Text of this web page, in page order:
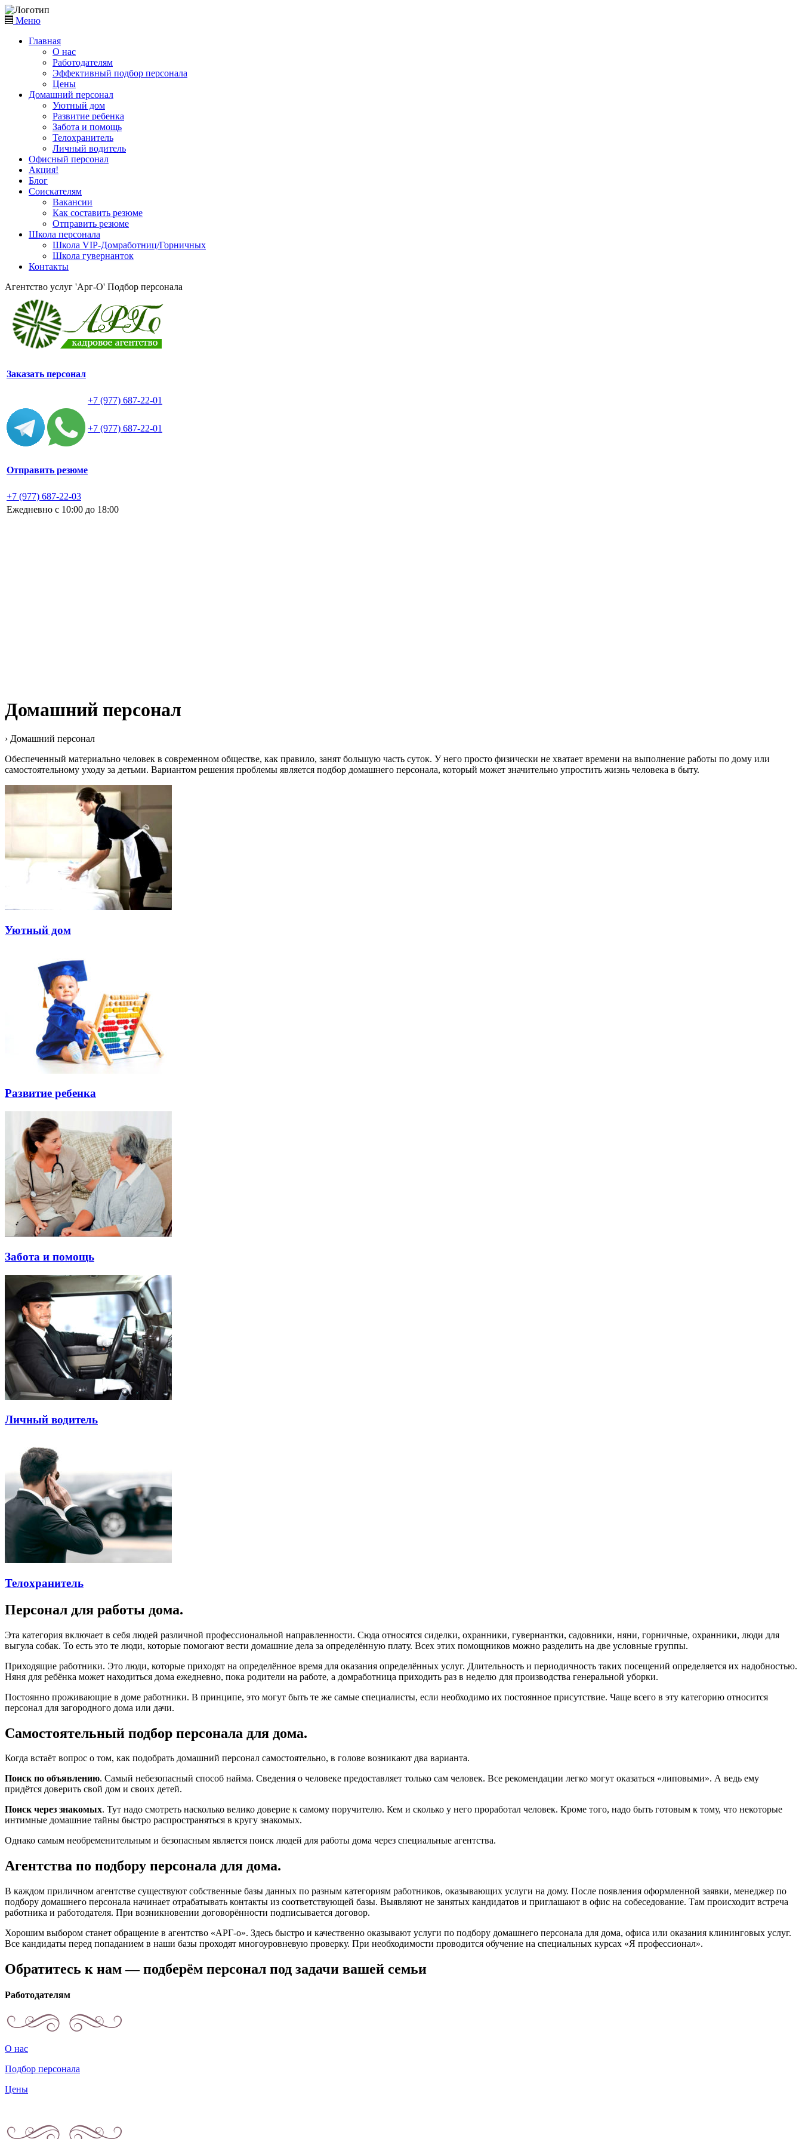
Меню
Главная
О нас
Работодателям
Эффективный подбор персонала
Цены
Домашний персонал
Уютный дом
Развитие ребенка
Забота и помощь
Телохранитель
Личный водитель
Офисный персонал
Акция!
Блог
Соискателям
Вакансии
Как составить резюме
Отправить резюме
Школа персонала
Школа VIP-Домработниц/Горничных
Школа гувернанток
Контакты
Агентство услуг 'Арг-О' Подбор персонала
Заказать персонал
+7 (977) 687-22-01
+7 (977) 687-22-01
Отправить резюме
+7 (977) 687-22-03
Ежедневно с 10:00 до 18:00
Домашний персонал
› Домашний персонал
Обеспеченный материально человек в современном обществе, как правило, занят большую часть суток. У него просто физически не хватает времени на выполнение работы по дому или
самостоятельному уходу за детьми. Вариантом решения проблемы является подбор домашнего персонала, который может значительно упростить жизнь человека в быту.
Уютный дом
Развитие ребенка
Забота и помощь
Личный водитель
Телохранитель
Персонал для работы дома.
Эта категория включает в себя людей различной профессиональной направленности. Сюда относятся сиделки, охранники, гувернантки, садовники, няни, горничные, охранники, люди для
выгула собак. То есть это те люди, которые помогают вести домашние дела за определённую плату. Всех этих помощников можно разделить на две условные группы.
Приходящие работники. Это люди, которые приходят на определённое время для оказания определённых услуг. Длительность и периодичность таких посещений определяется их надобностью.
Няня для ребёнка может находиться дома ежедневно, пока родители на работе, а домработница приходить раз в неделю для производства генеральной уборки.
Постоянно проживающие в доме работники. В принципе, это могут быть те же самые специалисты, если необходимо их постоянное присутствие. Чаще всего в эту категорию относится
персонал для загородного дома или дачи.
Самостоятельный подбор персонала для дома.
Когда встаёт вопрос о том, как подобрать домашний персонал самостоятельно, в голове возникают два варианта.
Поиск по объявлению. Самый небезопасный способ найма. Сведения о человеке предоставляет только сам человек. Все рекомендации легко могут оказаться «липовыми». А ведь ему
придётся доверить свой дом и своих детей.
Поиск через знакомых. Тут надо смотреть насколько велико доверие к самому поручителю. Кем и сколько у него проработал человек. Кроме того, надо быть готовым к тому, что некоторые
интимные домашние тайны быстро распространяться в кругу знакомых.
Однако самым необременительным и безопасным является поиск людей для работы дома через специальные агентства.
Агентства по подбору персонала для дома.
В каждом приличном агентстве существуют собственные базы данных по разным категориям работников, оказывающих услуги на дому. После появления оформленной заявки, менеджер по
подбору домашнего персонала начинает отрабатывать контакты из соответствующей базы. Выявляют не занятых кандидатов и приглашают в офис на собеседование. Там происходит встреча
работника и работодателя. При возникновении договорённости подписывается договор.
Хорошим выбором станет обращение в агентство «АРГ-о». Здесь быстро и качественно оказывают услуги по подбору домашнего персонала для дома, офиса или оказания клининговых услуг.
Все кандидаты перед попаданием в наши базы проходят многоуровневую проверку. При необходимости проводится обучение на специальных курсах «Я профессионал».
Обратитесь к нам — подберём персонал под задачи вашей семьи
Работодателям
О нас
Подбор персонала
Цены